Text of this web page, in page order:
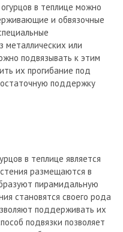
в теплице можно
и обвязочные
или
подвязывать к этим
их прогибание под
поддержку
в теплице является
размещаются в
пирамидальную
становятся своего рода
поддерживать их
подвязки позволяет